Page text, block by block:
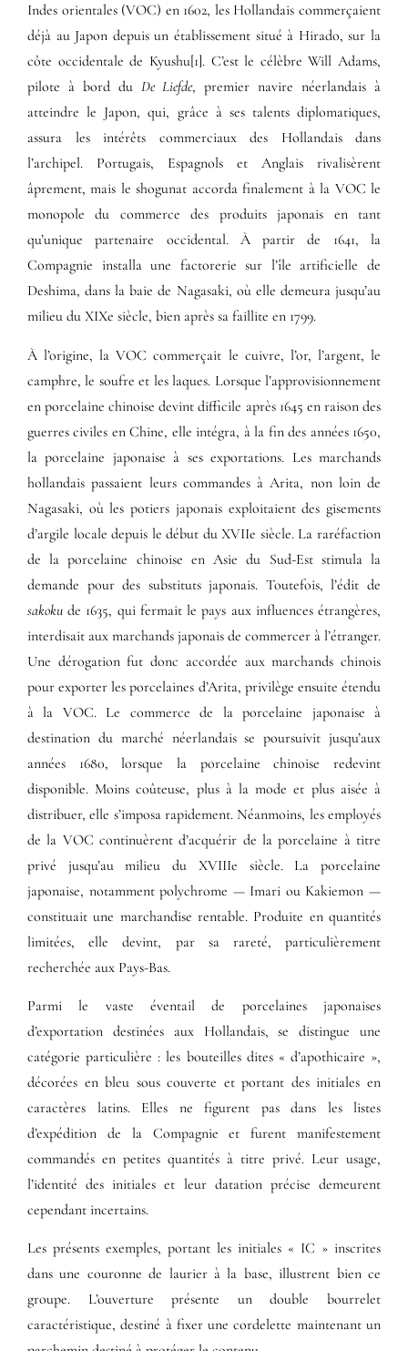
Indes orientales (VOC) en 1602, les Hollandais commerçaient
déjà au Japon depuis un établissement situé à Hirado, sur la
côte occidentale de Kyushu[1]. C’est le célèbre Will Adams,
pilote à bord du De Liefde, premier navire néerlandais à
atteindre le Japon, qui, grâce à ses talents diplomatiques,
assura les intérêts commerciaux des Hollandais dans
l’archipel. Portugais, Espagnols et Anglais rivalisèrent
âprement, mais le shogunat accorda finalement à la VOC le
monopole du commerce des produits japonais en tant
qu’unique partenaire occidental. À partir de 1641, la
Compagnie installa une factorerie sur l’île artificielle de
Deshima, dans la baie de Nagasaki, où elle demeura jusqu’au
milieu du XIXe siècle, bien après sa faillite en 1799.
À l’origine, la VOC commerçait le cuivre, l’or, l’argent, le
camphre, le soufre et les laques. Lorsque l’approvisionnement
en porcelaine chinoise devint difficile après 1645 en raison des
guerres civiles en Chine, elle intégra, à la fin des années 1650,
la porcelaine japonaise à ses exportations. Les marchands
hollandais passaient leurs commandes à Arita, non loin de
Nagasaki, où les potiers japonais exploitaient des gisements
d’argile locale depuis le début du XVIIe siècle. La raréfaction
de la porcelaine chinoise en Asie du Sud-Est stimula la
demande pour des substituts japonais. Toutefois, l’édit de
sakoku de 1635, qui fermait le pays aux influences étrangères,
interdisait aux marchands japonais de commercer à l’étranger.
Une dérogation fut donc accordée aux marchands chinois
pour exporter les porcelaines d’Arita, privilège ensuite étendu
à la VOC. Le commerce de la porcelaine japonaise à
destination du marché néerlandais se poursuivit jusqu’aux
années 1680, lorsque la porcelaine chinoise redevint
disponible. Moins coûteuse, plus à la mode et plus aisée à
distribuer, elle s’imposa rapidement. Néanmoins, les employés
de la VOC continuèrent d’acquérir de la porcelaine à titre
privé jusqu’au milieu du XVIIIe siècle. La porcelaine
japonaise, notamment polychrome — Imari ou Kakiemon —
constituait une marchandise rentable. Produite en quantités
limitées, elle devint, par sa rareté, particulièrement
recherchée aux Pays-Bas.
Parmi le vaste éventail de porcelaines japonaises
d’exportation destinées aux Hollandais, se distingue une
catégorie particulière : les bouteilles dites « d’apothicaire »,
décorées en bleu sous couverte et portant des initiales en
caractères latins. Elles ne figurent pas dans les listes
d’expédition de la Compagnie et furent manifestement
commandés en petites quantités à titre privé. Leur usage,
l’identité des initiales et leur datation précise demeurent
cependant incertains.
Les présents exemples, portant les initiales « IC » inscrites
dans une couronne de laurier à la base, illustrent bien ce
groupe. L’ouverture présente un double bourrelet
caractéristique, destiné à fixer une cordelette maintenant un